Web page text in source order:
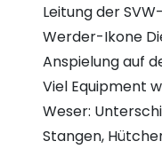
Leitung der
Werder-Ikone
Anspielung auf
Viel Equipment
Weser:
Stangen,